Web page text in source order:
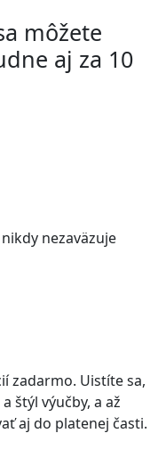
môžete
aj za 10
nezaväzuje
zadarmo. Uistíte sa,
štýl výučby, a až
aj do platenej časti.